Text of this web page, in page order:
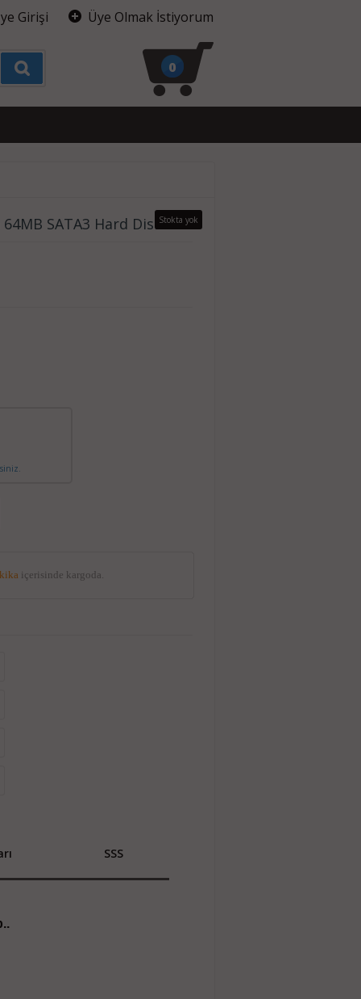
Girişi Üye Olmak İstiyorum
0
Stokta yok
SATA3 Hard Disk
içerisinde kargoda.
SSS